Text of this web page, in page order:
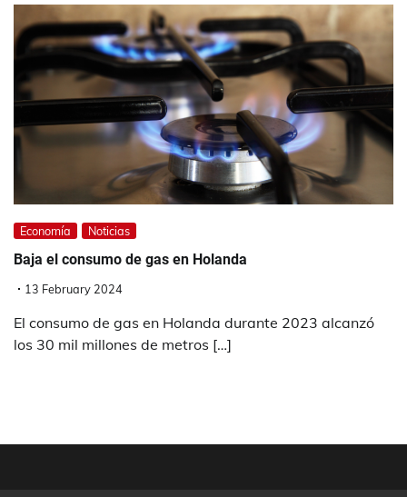
Economía Noticias
Baja el consumo de gas en Holanda
13 February 2024
El consumo de gas en Holanda durante 2023 alcanzó
los 30 mil millones de metros […]